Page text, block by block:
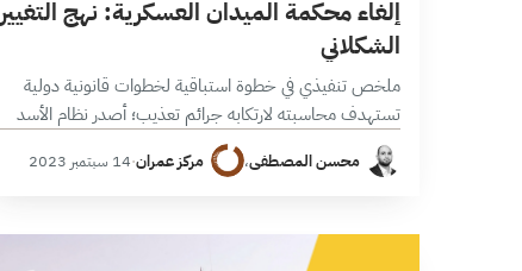
إلغاء محكمة الميدان العسكرية: نهج التغيير
الشكلاني
ملخص تنفيذي في خطوة استباقية لخطوات قانونية دولية
تستهدف محاسبته لارتكابه جرائم تعذيب؛ أصدر نظام الأسد
بالمرسوم التشريعي 109 لعام 1968 وتعديلاته…
محسن المصطفى، مركز عمران·14 سبتمبر 2023